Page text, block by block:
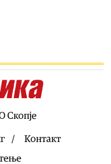
на писмените
Езеро
Скопје
Контакт